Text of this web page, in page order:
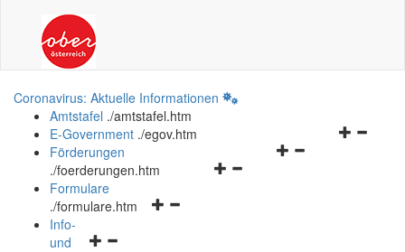
Coronavirus: Aktuelle Informationen
Amtstafel ./amtstafel.htm
Navigationsmenü
E-Government ./egov.htm
Navigationsmenü
Förderungen
./foerderungen.htm
Navigationsmenü
Formulare
./formulare.htm
Navigationsmenü
Info-
und